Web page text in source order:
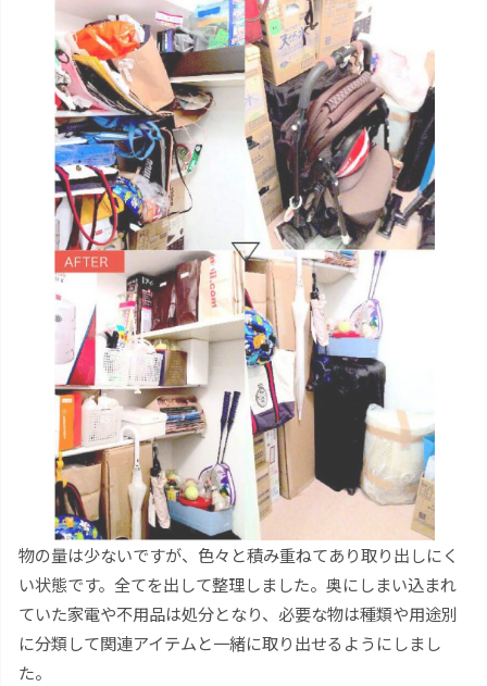
物の量は少ないですが、色々と積み重ねてあり取り出しにく
い状態です。全てを出して整理しました。奥にしまい込まれ
ていた家電や不用品は処分となり、必要な物は種類や用途別
に分類して関連アイテムと一緒に取り出せるようにしまし
た。